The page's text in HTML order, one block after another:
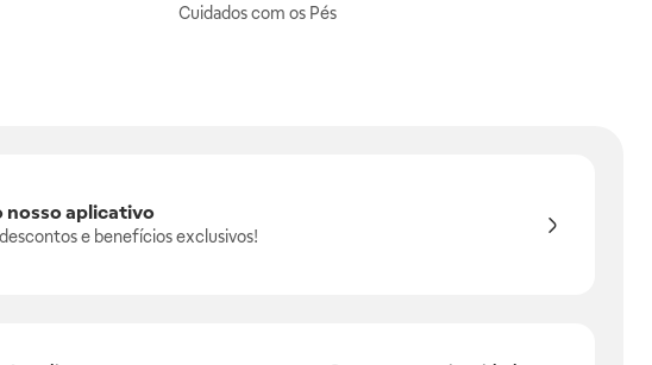
Cuidados com os Pés
nosso aplicativo
e benefícios exclusivos!